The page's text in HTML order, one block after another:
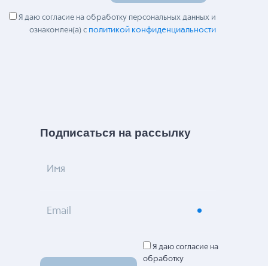
Я даю согласие на обработку персональных данных и
ознакомлен(а) с политикой конфиденциальности
Подписаться на рассылку
Имя
Email
Я даю согласие на
обработку